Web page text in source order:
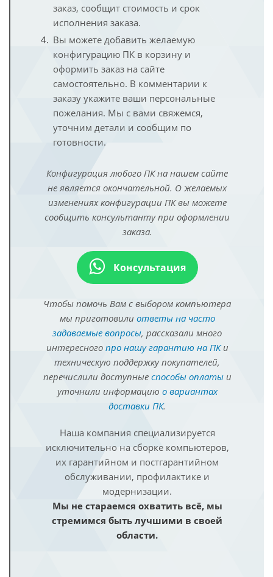
заказ, сообщит стоимость и срок
исполнения заказа.
Вы можете добавить желаемую
конфигурацию ПК в корзину и
оформить заказ на сайте
самостоятельно. В комментарии к
заказу укажите ваши персональные
пожелания. Мы с вами свяжемся,
уточним детали и сообщим по
готовности.
Конфигурация любого ПК на нашем сайте
не является окончательной. О желаемых
изменениях конфигурации ПК вы можете
сообщить консультанту при оформлении
заказа.
Консультация
Чтобы помочь Вам с выбором компьютера
мы приготовили ответы на часто
задаваемые вопросы, рассказали много
интересного про нашу гарантию на ПКи
техническую поддержку покупателей,
перечислили доступные способы оплатыи
уточнили информацию о вариантах
доставки ПК.
Наша компания специализируется
исключительно на сборке компьютеров,
их гарантийном и постгарантийном
обслуживании, профилактике и
модернизации.
Мы не стараемся охватить всё, мы
стремимся быть лучшими в своей
области.